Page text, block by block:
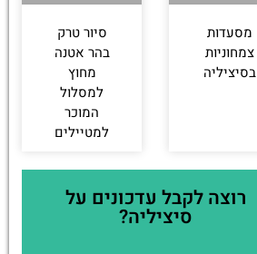
מסעדות
צמחוניות
בסיציליה
סיור טרק
בהר אטנה
מחוץ
למסלול
המוכר
למטיילים
רוצה לקבל עדכונים על
סיציליה?